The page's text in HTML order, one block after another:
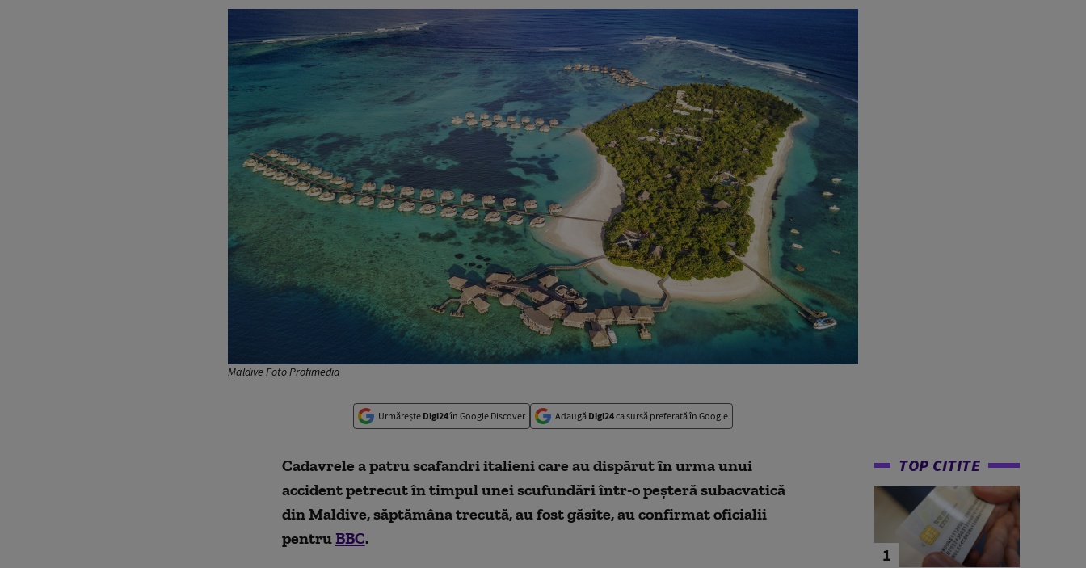
Maldive Foto Profimedia
Urmărește Digi24în Google Discover Adaugă Digi24ca sursă preferată în Google
Cadavrele a patru scafandri italieni care au dispărut în urma unui
accident petrecut în timpul unei scufundări într-o peşteră subacvatică
din Maldive, săptămâna trecută, au fost găsite, au confirmat oficialii
pentruBBC.
TOP CITITE
1